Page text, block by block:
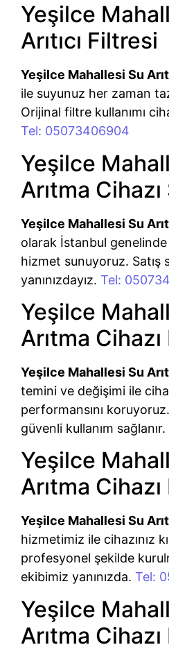
Yeşilce
Arıtıcı Filtresi
Yeşilce Mahallesi Su
ile suyunuz her zaman
Orijinal filtre kullanımı
Tel: 05073406904
Yeşilce
Arıtma
Yeşilce Mahallesi Su
olarak İstanbul
hizmet sunuyoruz. Satış
yanınızdayız. Tel:
Yeşilce
Arıtma Cihazı
Yeşilce Mahallesi Su
temini ve değişimi ile
performansını
güvenli kullanım sağlanır.
Yeşilce
Arıtma
Yeşilce Mahallesi Su
hizmetimiz ile cihazınız
profesyonel şekilde
ekibimiz yanınızda. Tel:
Yeşilce
Arıtma